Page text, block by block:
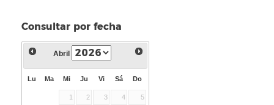
Consultar por fecha
Abril
Lu Ma Mi Ju Vi Sá Do
1 2 3 4 5